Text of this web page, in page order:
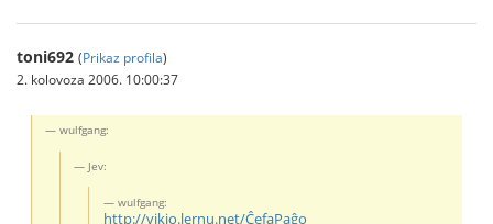
toni692 (Prikaz profila)
2. kolovoza 2006. 10:00:37
wulfgang:
Jev:
wulfgang:
http://vikio.lernu.net/ĈefaPaĝo